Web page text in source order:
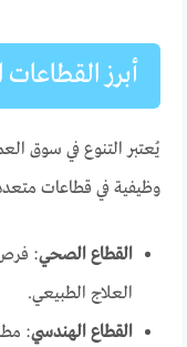
أبرز
يُعتبر التنوع في سوق
وظيفية في قطاعات
القطاع الصحي: فرص
العلاج الطبيعي.
القطاع الهندسي: